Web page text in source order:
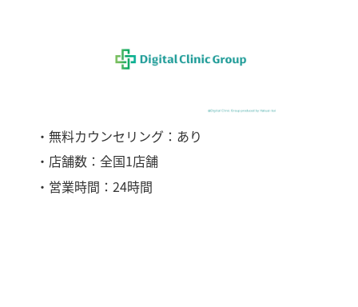
・無料カウンセリング：あり
・店舗数：全国1店舗
・営業時間：24時間